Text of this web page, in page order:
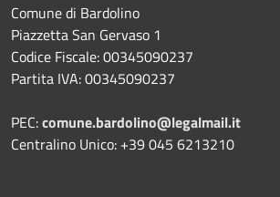
Comune di Bardolino
Piazzetta San Gervaso 1
Codice Fiscale: 00345090237
Partita IVA: 00345090237
PEC:comune.bardolino@legalmail.it
Centralino Unico: +39 045 6213210